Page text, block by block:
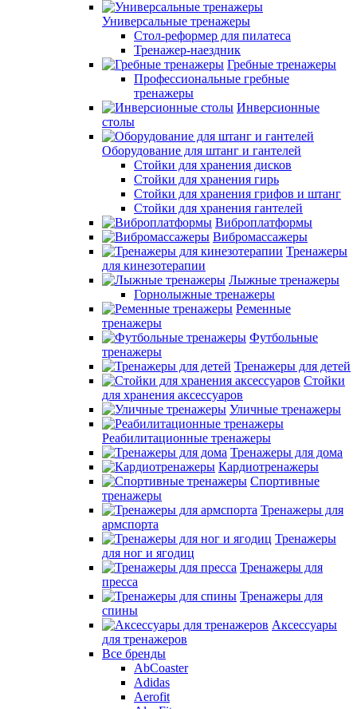
Универсальные тренажеры
Стол-реформер для пилатеса
Тренажер-наездник
Гребные тренажеры
Профессиональные гребные
тренажеры
Инверсионные
столы
Оборудование для штанг и гантелей
Стойки для хранения дисков
Стойки для хранения гирь
Стойки для хранения грифов и штанг
Стойки для хранения гантелей
Виброплатформы
Вибромассажеры
Тренажеры
для кинезотерапии
Лыжные тренажеры
Горнолыжные тренажеры
Ременные
тренажеры
Футбольные
тренажеры
Тренажеры для детей
Стойки
для хранения аксессуаров
Уличные тренажеры
Реабилитационные тренажеры
Тренажеры для дома
Кардиотренажеры
Спортивные
тренажеры
Тренажеры для
армспорта
Тренажеры
для ног и ягодиц
Тренажеры для
пресса
Тренажеры для
спины
Аксессуары
для тренажеров
Все бренды
AbCoaster
Adidas
Aerofit